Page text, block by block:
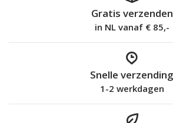
Gratis verzenden
in NL vanaf € 85,-
Snelle verzending
1-2 werkdagen